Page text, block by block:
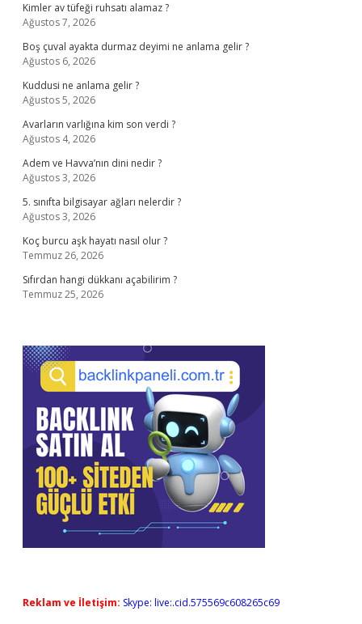
Kimler av tüfeği ruhsatı alamaz ?
Ağustos 7, 2026
Boş çuval ayakta durmaz deyimi ne anlama gelir ?
Ağustos 6, 2026
Kuddusi ne anlama gelir ?
Ağustos 5, 2026
Avarların varlığına kim son verdi ?
Ağustos 4, 2026
Adem ve Havva’nın dini nedir ?
Ağustos 3, 2026
5. sınıfta bilgisayar ağları nelerdir ?
Ağustos 3, 2026
Koç burcu aşk hayatı nasıl olur ?
Temmuz 26, 2026
Sıfırdan hangi dükkanı açabilirim ?
Temmuz 25, 2026
Reklam ve İletişim: Skype: live:.cid.575569c608265c69